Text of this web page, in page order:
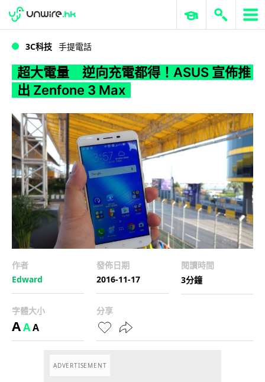
WWDC 2026 ERP 與商業 AI
3C科技 手提電話
超大電量 逆向充電都得！ASUS 宣佈推
出 Zenfone 3 Max
作者
Edward
發佈日期
2016-11-17
閱讀時間
3分鐘
字體大小
AAA
分享
ADVERTISEMENT